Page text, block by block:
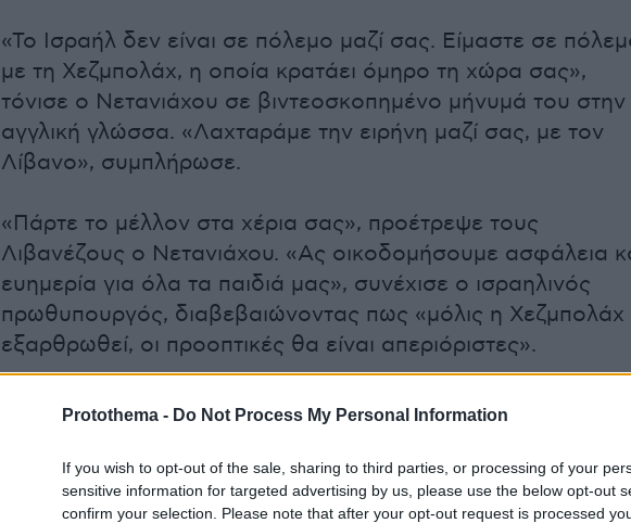
Protothema - Do Not Process My Personal Information
If you wish to opt-out of the sale, sharing to third parties, or processing of your
sensitive information for targeted advertising by us, please use the below opt-out
confirm your selection. Please note that after your opt-out request is processed
«Το Ισραήλ δεν είναι σε πόλεμο μαζί σας. Είμαστε σε
με τη Χεζμπολάχ, η οποία κρατάει όμηρο τη χώρα σας»,
τόνισε ο Νετανιάχου σε βιντεοσκοπημένο μήνυμά του στην
αγγλική γλώσσα. «Λαχταράμε την ειρήνη μαζί σας, με τον
Λίβανο», συμπλήρωσε.
«Πάρτε το μέλλον στα χέρια σας», προέτρεψε τους
Λιβανέζους ο Νετανιάχου. «Ας οικοδομήσουμε ασφάλεια
ευημερία για όλα τα παιδιά μας», συνέχισε ο ισραηλινός
πρωθυπουργός, διαβεβαιώνοντας πως «μόλις η Χεζμπολάχ
εξαρθρωθεί, οι προοπτικές θα είναι απεριόριστες».
إلى الشعب اللبناني pic.twitter.com/I2aU7MYV6P
— Benjamin Netanyahu - בנימין נתניהו (@netanyahu)June
10, 2026